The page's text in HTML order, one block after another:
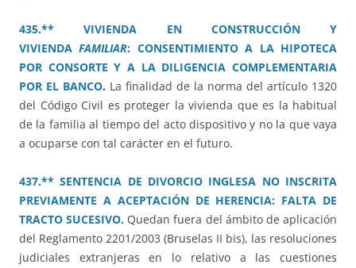
435.** VIVIENDA EN CONSTRUCCIÓN Y
VIVIENDAFAMILIAR: CONSENTIMIENTO A LA HIPOTECA
POR CONSORTE Y A LA DILIGENCIA COMPLEMENTARIA
POR EL BANCO. La finalidad de la norma del artículo 1320
del Código Civil es proteger la vivienda que es la habitual
de la familia al tiempo del acto dispositivo y no la que vaya
a ocuparse con tal carácter en el futuro.
437.** SENTENCIA DE DIVORCIO INGLESA NO INSCRITA
PREVIAMENTE A ACEPTACIÓN DE HERENCIA: FALTA DE
TRACTO SUCESIVO. Quedan fuera del ámbito de aplicación
del Reglamento 2201/2003 (Bruselas II bis), las resoluciones
judiciales extranjeras en lo relativo a las cuestiones